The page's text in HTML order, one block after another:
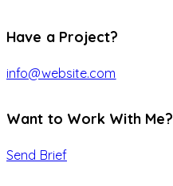
Have a Project?
info@website.com
Want to Work With Me?
Send Brief